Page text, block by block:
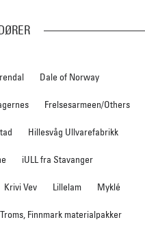
Dale of Norway
Frelsesarmeen/Others
Hillesvåg Ullvarefabrikk
iULL fra Stavanger
Krivi Vev Lillelam Myklé
Finnmark materialpakker